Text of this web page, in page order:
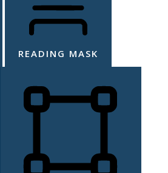
READING MASK